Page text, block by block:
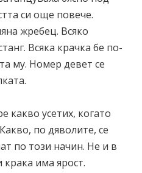
си още повече.
жребец. Всяко
Всяка крачка бе по-
му. Номер девет се
усетих, когато
по дяволите, се
по този начин. Не и в
крака има ярост.